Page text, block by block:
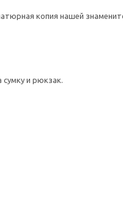
копия нашей
и рюкзак.